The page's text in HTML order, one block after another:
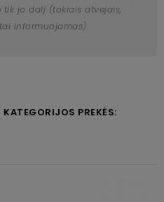
jo dalį (tokiais atvejais,
informuojamas).
PREKĖS: